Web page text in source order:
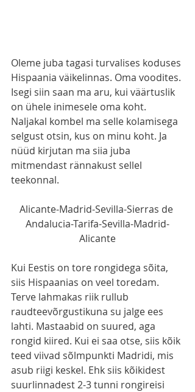
Oleme juba tagasi turvalises koduses
Hispaania väikelinnas. Oma voodites.
Isegi siin saan ma aru, kui väärtuslik
on ühele inimesele oma koht.
Naljakal kombel ma selle kolamisega
selgust otsin, kus on minu koht. Ja
nüüd kirjutan ma siia juba
mitmendast rännakust sellel
teekonnal.
Alicante-Madrid-Sevilla-Sierras de
Andalucia-Tarifa-Sevilla-Madrid-
Alicante
Kui Eestis on tore rongidega sõita,
siis Hispaanias on veel toredam.
Terve lahmakas riik rullub
raudteevõrgustikuna su jalge ees
lahti. Mastaabid on suured, aga
rongid kiired. Kui ei saa otse, siis kõik
teed viivad sõlmpunkti Madridi, mis
asub riigi keskel. Ehk siis kõikidest
suurlinnadest 2-3 tunni rongireisi